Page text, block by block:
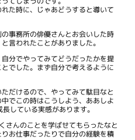
た時に、じゃあどうすると導いて
事務所の俳優さんとお会いした時
言われたことがありました。
分でやってみてどうだったかを提
でした。まず自分で考えるように
だけるので、やってみて駄目なと
でこの時はこうしよう、ああしよ
している実感があります。
さんのことを学ばせてもらったなと
お仕事だったりで自分の経験を積